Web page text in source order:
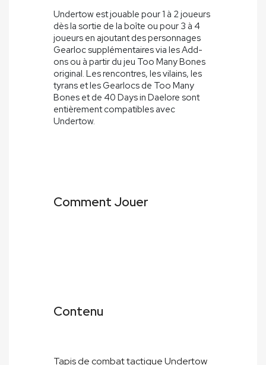
Undertow est jouable pour 1 à 2 joueurs
dès la sortie de la boîte ou pour 3 à 4
joueurs en ajoutant des personnages
Gearloc supplémentaires via les Add-
ons ou à partir du jeu Too Many Bones
original. Les rencontres, les vilains, les
tyrans et les Gearlocs de Too Many
Bones et de 40 Days in Daelore sont
entièrement compatibles avec
Undertow.
Comment Jouer
Contenu
Tapis de combat tactique Undertow